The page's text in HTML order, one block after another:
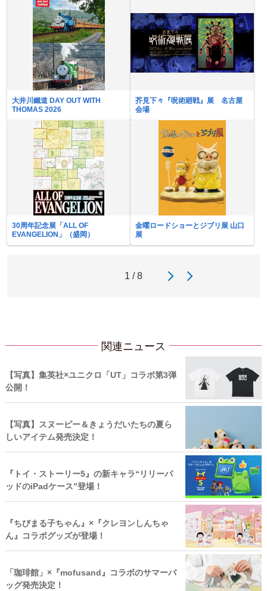
大井川鐵道 DAY OUT WITH
THOMAS 2026
芥見下々『呪術廻戦』展 名古屋
会場
30周年記念展「ALL OF
EVANGELION」（盛岡）
金曜ロードショーとジブリ展 山口
展
1 / 8
関連ニュース
【写真】集英社×ユニクロ「UT」コラボ第3弾
公開！
【写真】スヌーピー＆きょうだいたちの夏ら
しいアイテム発売決定！
『トイ・ストーリー5』の新キャラ“リリーパ
ッドのiPadケース”登場！
『ちびまる子ちゃん』×『クレヨンしんちゃ
ん』コラボグッズが登場！
「珈琲館」×『mofusand』コラボのサマーバ
ッグ発売決定！